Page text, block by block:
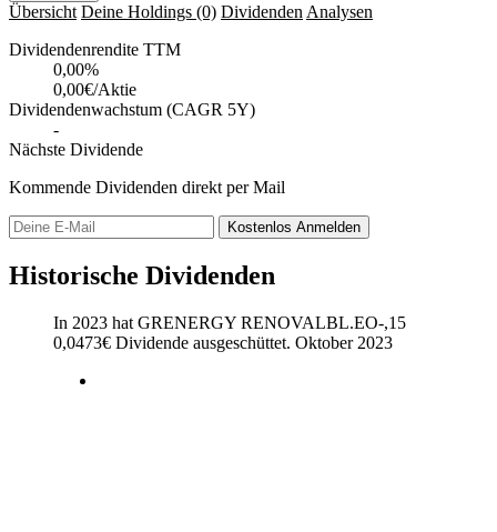
Übersicht Deine Holdings (0) Dividenden Analysen
Dividendenrendite TTM
0,00%
0,00€/Aktie
Dividendenwachstum (CAGR 5Y)
-
Nächste Dividende
Kommende Dividenden direkt per Mail
Kostenlos Anmelden
Historische Dividenden
In 2023 hat GRENERGY RENOVALBL.EO-,15
0,0473€ Dividende ausgeschüttet. Oktober 2023